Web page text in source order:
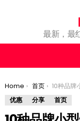
最新，最
You are here:
Home 首页
10种品牌小型烤箱大促销！高颜值
优惠
分享 首页